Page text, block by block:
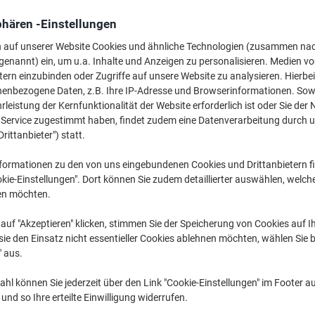
Menge exkl. USt
1-5 Stück 20,59 €
12+Stück 17,99 € -12%
Vor 17:00 Uhr
Menge
Lieferinformationen
-Einstellungen
auf unserer Website Cookies und ähnliche Technologien (zusammen
ein, um u.a. Inhalte und Anzeigen zu personalisieren. Medien
einzubinden oder Zugriffe auf unsere Website zu analysieren.
Daten, z.B. Ihre IP-Adresse und Browserinformationen.
der Kernfunktionalität der Website erforderlich ist oder Sie der
zugestimmt haben, findet zudem eine Datenverarbeitung durch
statt.
zu den von uns eingebundenen Cookies und Drittanbietern
Einstellungen". Dort können Sie zudem detaillierter auswählen,
möchten.
"Akzeptieren" klicken, stimmen Sie der Speicherung von Cookies auf
den Einsatz nicht essentieller Cookies ablehnen möchten, wählen Sie
aus.
können Sie jederzeit über den Link "Cookie-Einstellungen" im Footer
so Ihre erteilte Einwilligung widerrufen.